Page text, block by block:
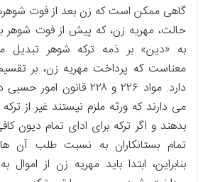
گاهی ممکن است که زن بعد از فوت
حالت، مهریه زن، که پیش از فوت شوهر
به «دین» بر ذمه ترکه شوهر تبدیل
معناست که پرداخت مهریه زن، بر
دارد. مواد ۲۲۶ و ۲۲۸
می دارند که ورثه ملزم نیستند غیر از
بدهند و اگر ترکه برای ادای تمام دیون
تمام بستانکاران به نسبت طلب آن
بنابراین، ابتدا باید مهریه زن از